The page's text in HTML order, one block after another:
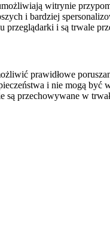
witrynie
i bardziej
przeglądarki i są trwale
prawidłowe
i nie mogą
są przechowywane w